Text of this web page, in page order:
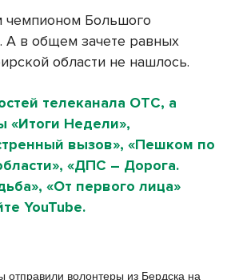
чемпионом Большого
А в общем зачете равных
области не нашлось.
телеканала ОТС, а
«Итоги Недели»,
вызов», «Пешком по
«ДПС – Дорога.
«От первого лица»
YouTube.
отправили волонтеры из Бердска на